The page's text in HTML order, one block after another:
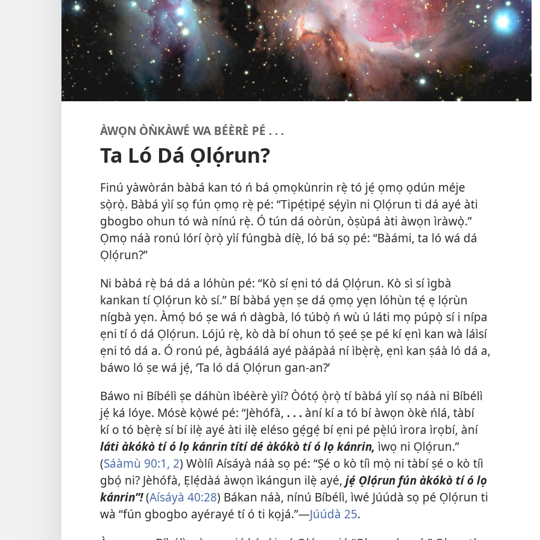
ÀWỌN ÒǸKÀWÉ WA BÉÈRÈ PÉ . . .
Ta Ló Dá Ọlọ́run?
Finú yàwòrán bàbá kan tó ń bá ọmọkùnrin rẹ̀ tó jẹ́ ọmọ ọdún méje
sọ̀rọ̀. Bàbá yìí sọ fún ọmọ rẹ̀ pé: “Tipẹ́tipẹ́ sẹ́yìn ni Ọlọ́run ti dá ayé àti
gbogbo ohun tó wà nínú rẹ̀. Ó tún dá oòrùn, òṣùpá àti àwọn ìràwọ̀.”
Ọmọ náà ronú lórí ọ̀rọ̀ yìí fúngbà díẹ̀, ló bá sọ pé: “Bàámi, ta ló wá dá
Ọlọ́run?”
Ni bàbá rẹ̀ bá dá a lóhùn pé: “Kò sí ẹni tó dá Ọlọ́run. Kò sì sí ìgbà
kankan tí Ọlọ́run kò sí.” Bí bàbá yẹn ṣe dá ọmọ yẹn lóhùn tẹ́ ẹ lọ́rùn
nígbà yẹn. Àmọ́ bó ṣe wá ń dàgbà, ló túbọ̀ ń wù ú láti mọ púpọ̀ sí i nípa
ẹni tí ó dá Ọlọ́run. Lójú rẹ̀, kò dà bí ohun tó ṣeé ṣe pé kí ẹnì kan wà láìsí
ẹni tó dá a. Ó ronú pé, àgbáálá ayé pàápàá ní ìbẹ̀rẹ̀, ẹnì kan ṣáà ló dá a,
báwo ló ṣe wá jẹ́, ‘Ta ló dá Ọlọ́run gan-an?’
Báwo ni Bíbélì ṣe dáhùn ìbéèrè yìí? Òótọ́ ọ̀rọ̀ tí bàbá yìí sọ náà ni Bíbélì
jẹ́ ká lóye. Mósè kọ̀wé pé: “Jèhófà, . . . àní kí a tó bí àwọn òkè ńlá, tàbí
kí o tó bẹ̀rẹ̀ sí bí ilẹ̀ ayé àti ilẹ̀ eléso gẹ́gẹ́ bí ẹni pé pẹ̀lú ìrora ìrọbí, àní
láti àkókò tí ó lọ kánrin títí dé àkókò tí ó lọ kánrin, ìwọ ni Ọlọ́run.”
(Sáàmù 90:1, 2) Wòlíì Aísáyà náà sọ pé: “Ṣé o kò tíì mọ̀ ni tàbí ṣé o kò tíì
gbọ́ ni? Jèhófà, Ẹlẹ́dàá àwọn ìkángun ilẹ̀ ayé, jẹ́ Ọlọ́run fún àkókò tí ó lọ
kánrin”!(Aísáyà 40:28) Bákan náà, nínú Bíbélì, ìwé Júúdà sọ pé Ọlọ́run ti
wà “fún gbogbo ayérayé tí ó ti kọjá.”—Júúdà 25.